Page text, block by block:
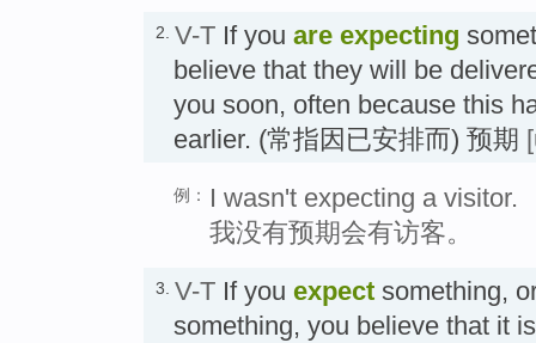
2. V-T If you are expecting
believe that they will be
you soon, often because this
earlier. (常指因已安排而) 预期
例：
I wasn't expecting a visitor.
我没有预期会有访客。
3. V-T If you expect something,
something, you believe that it